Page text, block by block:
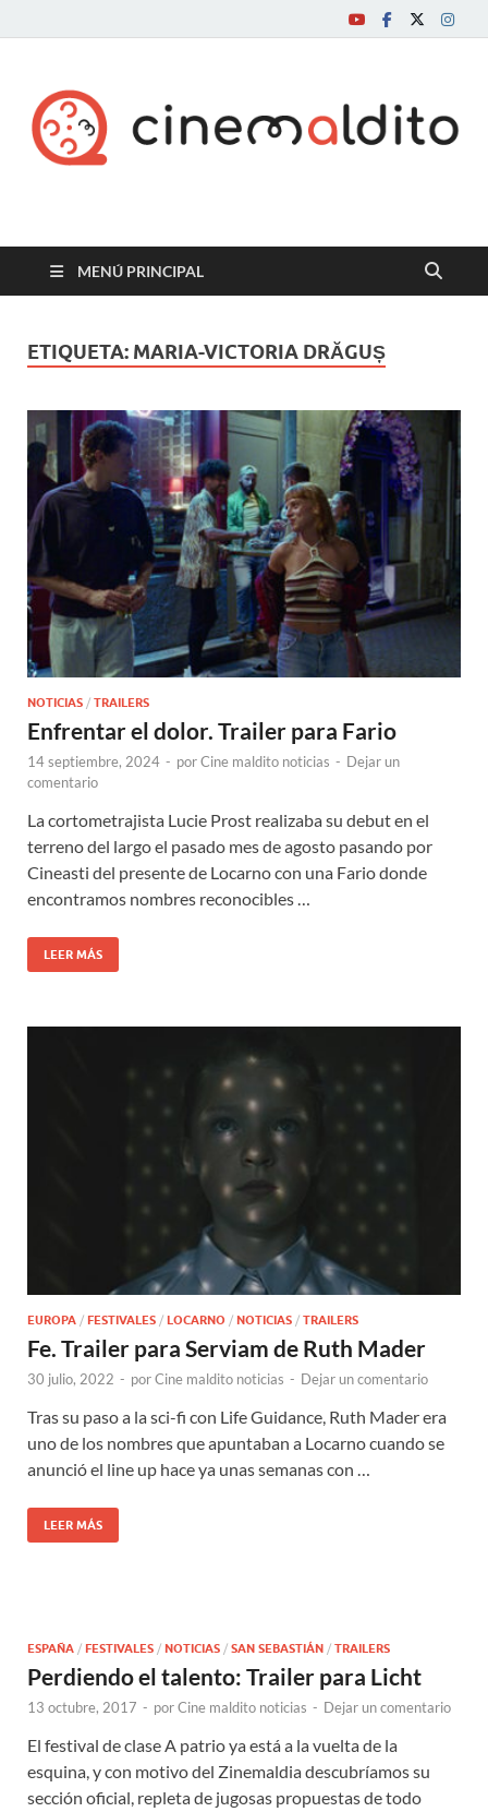
Cine maldito
MENÚ PRINCIPAL
ETIQUETA: MARIA-VICTORIA DRĂGUȘ
NOTICIAS / TRAILERS
Enfrentar el dolor. Trailer para Fario
14 septiembre, 2024 - porCine maldito noticias - Dejar un
comentario
La cortometrajista Lucie Prost realizaba su debut en el
terreno del largo el pasado mes de agosto pasando por
Cineasti del presente de Locarno con una Fario donde
encontramos nombres reconocibles …
LEER MÁS
EUROPA / FESTIVALES / LOCARNO / NOTICIAS / TRAILERS
Fe. Trailer para Serviam de Ruth Mader
30 julio, 2022 - porCine maldito noticias - Dejar un comentario
Tras su paso a la sci-fi con Life Guidance, Ruth Mader era
uno de los nombres que apuntaban a Locarno cuando se
anunció el line up hace ya unas semanas con …
LEER MÁS
ESPAÑA / FESTIVALES / NOTICIAS / SAN SEBASTIÁN / TRAILERS
Perdiendo el talento: Trailer para Licht
13 octubre, 2017 - porCine maldito noticias - Dejar un comentario
El festival de clase A patrio ya está a la vuelta de la
esquina, y con motivo del Zinemaldia descubríamos su
sección oficial, repleta de jugosas propuestas de todo